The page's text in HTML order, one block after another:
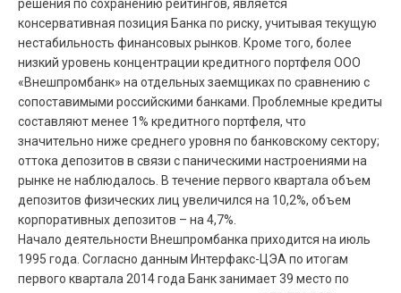
решения по сохранению рейтингов, является
консервативная позиция Банка по риску, учитывая текущую
нестабильность финансовых рынков. Кроме того, более
низкий уровень концентрации кредитного портфеля ООО
«Внешпромбанк» на отдельных заемщиках по сравнению с
сопоставимыми российскими банками. Проблемные кредиты
составляют менее 1% кредитного портфеля, что
значительно ниже среднего уровня по банковскому сектору;
оттока депозитов в связи с паническими настроениями на
рынке не наблюдалось. В течение первого квартала объем
депозитов физических лиц увеличился на 10,2%, объем
корпоративных депозитов – на 4,7%.
Начало деятельности Внешпромбанка приходится на июль
1995 года. Согласно данным Интерфакс-ЦЭА по итогам
первого квартала 2014 года Банк занимает 39 место по